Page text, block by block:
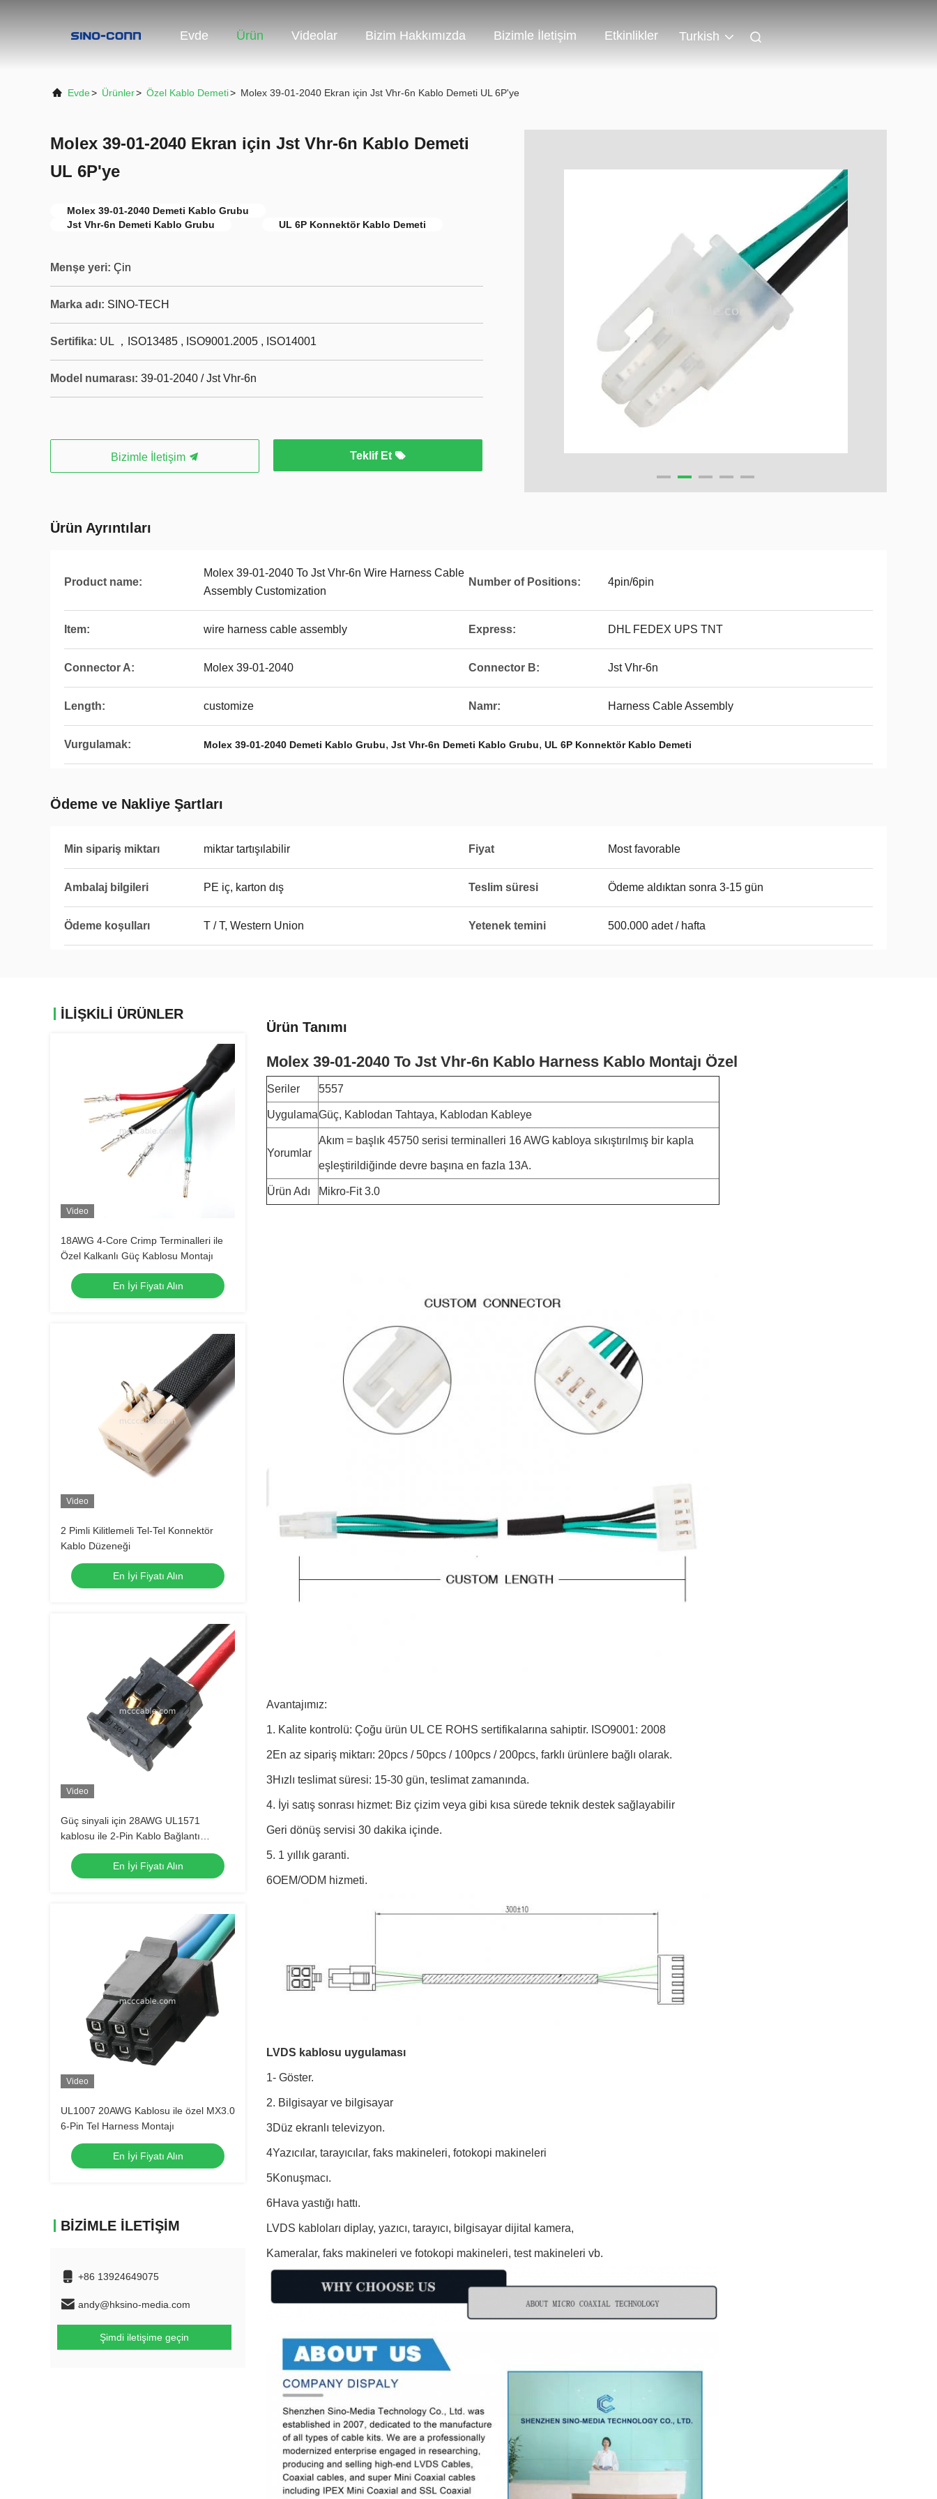
Evde Ürün Videolar Bizim Hakkımızda Bizimle İletişim Etkinlikler Turkish
Evde> Ürünler> Özel Kablo Demeti> Molex 39-01-2040 Ekran için Jst Vhr-6n Kablo Demeti UL 6P'ye
Molex 39-01-2040 Ekran için Jst Vhr-6n Kablo Demeti
UL 6P'ye
Molex 39-01-2040 Demeti Kablo Grubu
Jst Vhr-6n Demeti Kablo Grubu
UL 6P Konnektör Kablo Demeti
Menşe yeri: Çin
Marka adı: SINO-TECH
Sertifika: UL ，ISO13485 , ISO9001.2005 , ISO14001
Model numarası: 39-01-2040 / Jst Vhr-6n
Bizimle İletişim Teklif Et
Ürün Ayrıntıları
Product name:
Molex 39-01-2040 To Jst Vhr-6n Wire Harness Cable
Assembly Customization
Number of Positions: 4pin/6pin
Item: wire harness cable assembly Express: DHL FEDEX UPS TNT
Connector A: Molex 39-01-2040 Connector B: Jst Vhr-6n
Length: customize Namr: Harness Cable Assembly
Vurgulamak: Molex 39-01-2040 Demeti Kablo Grubu, Jst Vhr-6n Demeti Kablo Grubu, UL 6P Konnektör Kablo Demeti
Ödeme ve Nakliye Şartları
Min sipariş miktarı miktar tartışılabilir Fiyat Most favorable
Ambalaj bilgileri PE iç, karton dış Teslim süresi Ödeme aldıktan sonra 3-15 gün
Ödeme koşulları T / T, Western Union Yetenek temini 500.000 adet / hafta
İLIŞKILI ÜRÜNLER
Video
18AWG 4-Core Crimp Terminalleri ile
Özel Kalkanlı Güç Kablosu Montajı
En İyi Fiyatı Alın
Video
2 Pimli Kilitlemeli Tel-Tel Konnektör
Kablo Düzeneği
En İyi Fiyatı Alın
Video
Güç sinyali için 28AWG UL1571
kablosu ile 2-Pin Kablo Bağlantı
Montajı
En İyi Fiyatı Alın
Video
UL1007 20AWG Kablosu ile özel MX3.0
6-Pin Tel Harness Montajı
En İyi Fiyatı Alın
BIZIMLE İLETIŞIM
+86 13924649075
andy@hksino-media.com
Şimdi iletişime geçin
Ürün Tanımı
Molex 39-01-2040 To Jst Vhr-6n Kablo Harness Kablo Montajı Özel
Seriler 5557
UygulamaGüç, Kablodan Tahtaya, Kablodan Kableye
Yorumlar
Akım = başlık 45750 serisi terminalleri 16 AWG kabloya sıkıştırılmış bir kapla
eşleştirildiğinde devre başına en fazla 13A.
Ürün Adı Mikro-Fit 3.0
Avantajımız:
1. Kalite kontrolü: Çoğu ürün UL CE ROHS sertifikalarına sahiptir. ISO9001: 2008
2En az sipariş miktarı: 20pcs / 50pcs / 100pcs / 200pcs, farklı ürünlere bağlı olarak.
3Hızlı teslimat süresi: 15-30 gün, teslimat zamanında.
4. İyi satış sonrası hizmet: Biz çizim veya gibi kısa sürede teknik destek sağlayabilir
Geri dönüş servisi 30 dakika içinde.
5. 1 yıllık garanti.
6OEM/ODM hizmeti.
LVDS kablosu uygulaması
1- Göster.
2. Bilgisayar ve bilgisayar
3Düz ekranlı televizyon.
4Yazıcılar, tarayıcılar, faks makineleri, fotokopi makineleri
5Konuşmacı.
6Hava yastığı hattı.
LVDS kabloları diplay, yazıcı, tarayıcı, bilgisayar dijital kamera,
Kameralar, faks makineleri ve fotokopi makineleri, test makineleri vb.